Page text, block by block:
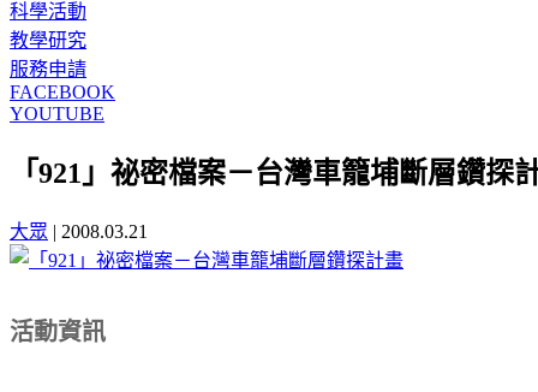
科學活動
教學研究
服務申請
FACEBOOK
YOUTUBE
「921」祕密檔案－台灣車籠埔斷層鑽探
大眾 | 2008.03.21
活動資訊